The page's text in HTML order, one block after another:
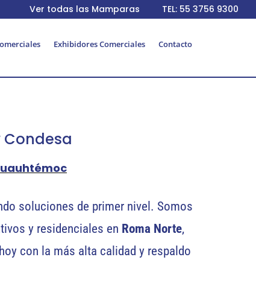
Ver todas las Mamparas TEL: 55 3756 9300
Exhibidores Comerciales Contacto
soluciones de primer nivel. Somos
y residenciales en Roma Norte,
con la más alta calidad y respaldo